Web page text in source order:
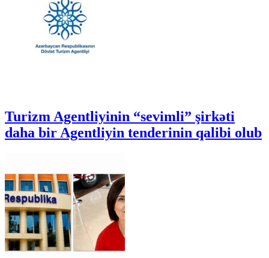
Turizm Agentliyinin “sevimli” şirkəti
daha bir Agentliyin tenderinin qalibi olub